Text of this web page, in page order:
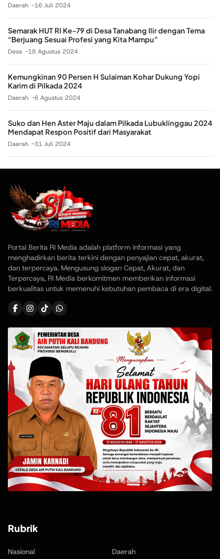
Daerah 16 Juli 2024
Semarak HUT RI Ke-79 di Desa Tanabang Ilir dengan Tema
“Berjuang Sesuai Profesi yang Kita Mampu”
Desa 18 Agustus 2024
Kemungkinan 90 Persen H Sulaiman Kohar Dukung Yopi
Karim di Pilkada 2024
Daerah 6 Agustus 2024
Suko dan Hen Aster Maju dalam Pilkada Lubuklinggau 2024
Mendapat Respon Positif dari Masyarakat
Daerah 31 Juli 2024
Portal Berita RI Media adalah platform informasi yang
menghadirkan berita terkini dengan penyajian cepat, akurat,
dan terpercaya. Mengusung slogan Cepat, Akurat, dan
Terpercaya, RI Media berkomitmen memberikan informasi
berkualitas untuk memenuhi kebutuhan pembaca di era digital.
Rubrik
Nasional Daerah